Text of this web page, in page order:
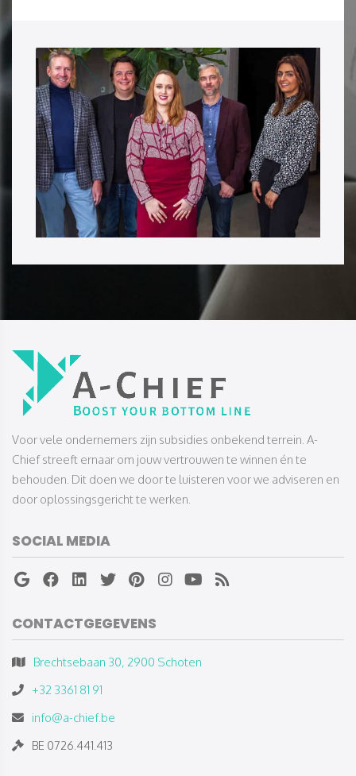
​​​​​​​Voor vele ondernemers zijn subsidies onbekend terrein. A-
Chief streeft ernaar om jouw vertrouwen te winnen én te
behouden. Dit doen we door te luisteren voor we adviseren en
door oplossingsgericht te werken.
SOCIAL MEDIA
CONTACTGEGEVENS
Brechtsebaan 30, 2900 Schoten
+32 3361 81 91
info@a-chief.be
BE 0726.441.413